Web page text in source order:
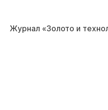
Журнал «Золото и